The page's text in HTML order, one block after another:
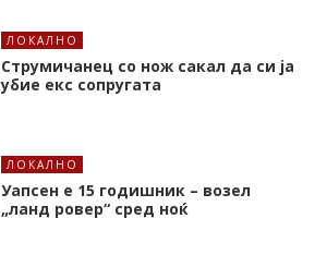
ЛОКАЛНО
Струмичанец со нож сакал да си ја
убие екс сопругата
ЛОКАЛНО
Уапсен е 15 годишник – возел
„ланд ровер“ сред ноќ